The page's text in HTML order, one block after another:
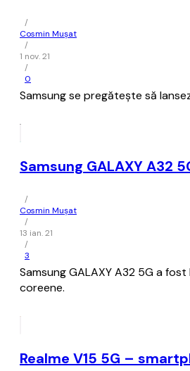
/
Cosmin Mușat
/
1 nov. 21
/
0
Samsung se pregăteşte să
Samsung GALAXY A32
/
Cosmin Mușat
/
13 ian. 21
/
3
Samsung GALAXY A32 5G a
coreene.
Realme V15 5G –